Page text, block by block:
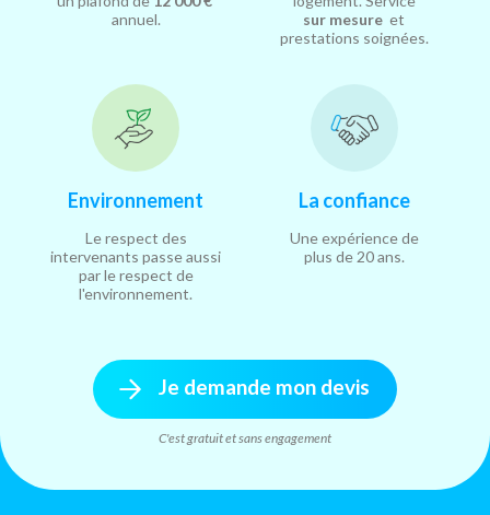
annuel.
sur mesure et
prestations soignées.
Environnement
Le respect des
intervenants passe aussi
par le respect de
l'environnement.
La confiance
Une expérience de
plus de 20 ans.
Je demande mon devis
C'est gratuit et sans engagement